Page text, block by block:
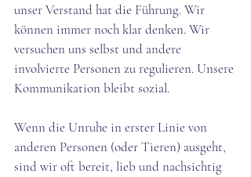
unser Verstand hat die Führung. Wir
können immer noch klar denken. Wir
versuchen uns selbst und andere
involvierte Personen zu regulieren. Unsere
Kommunikation bleibt sozial.
Wenn die Unruhe in erster Linie von
anderen Personen (oder Tieren) ausgeht,
sind wir oft bereit, lieb und nachsichtig